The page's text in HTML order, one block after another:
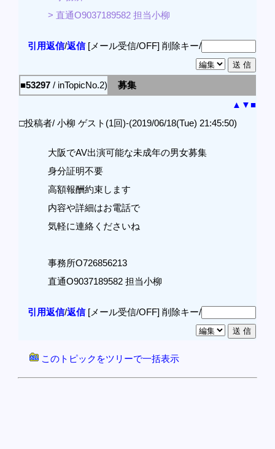
> 直通O9037189582 担当小柳
引用返信/返信[メール受信/OFF] 削除キー/
■53297 / inTopicNo.2)
募集
▲ ▼■
□投稿者/ 小柳 ゲスト(1回)-(2019/06/18(Tue) 21:45:50)
大阪でAV出演可能な未成年の男女募集
身分証明不要
高額報酬約束します
内容や詳細はお電話で
気軽に連絡くださいね
事務所O726856213
直通O9037189582 担当小柳
引用返信/返信[メール受信/OFF] 削除キー/
このトピックをツリーで一括表示